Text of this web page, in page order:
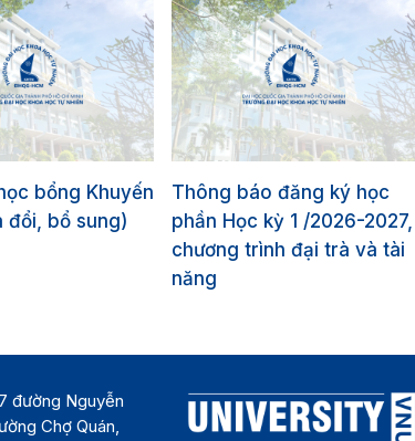
bổng Khuyến
đổi, bổ sung)
Thông báo đăng ký học
phần Học kỳ 1 /2026-2027,
chương trình đại trà và tài
năng
đường Nguyễn
Chợ Quán,